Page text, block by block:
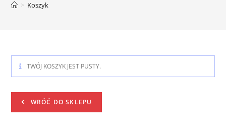
> Koszyk
TWÓJ KOSZYK JEST PUSTY.
WRÓĆ DO SKLEPU